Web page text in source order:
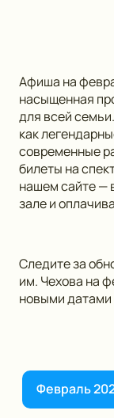
Афиша на
насыщенная
для всей
как
современные
билеты на
нашем сайте —
зале и
Следите за
им. Чехова на
новыми
Февраль